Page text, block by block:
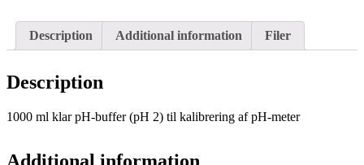
Description Additional information Filer
Description
1000 ml klar pH-buffer (pH 2) til kalibrering af pH-meter